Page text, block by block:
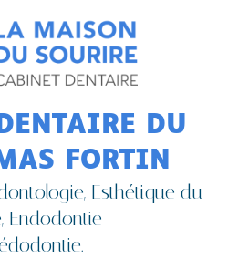
DU
FORTIN
Esthétique du
Endodontie